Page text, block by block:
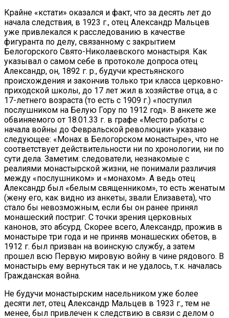
Крайне «кстати» оказался и факт, что за десять лет до
начала следствия, в 1923 г., отец Александр Мальцев
уже привлекался к расследованию в качестве
фигуранта по делу, связанному с закрытием
Белогорского Свято-Николаевского монастыря. Как
указывал о самом себе в протоколе допроса отец
Александр, он, 1892 г. р., будучи крестьянского
происхождения и закончив только три класса церковно-
приходской школы, до 17 лет жил в хозяйстве отца, а с
17-летнего возраста (то есть с 1909 г.) «поступил
послушником на Белую Гору по 1912 год». В анкете же
обвиняемого от 18.01.33 г. в графе «Место работы с
начала войны до Февральской революции» указано
следующее: «Монах в Белогорском монастыре», что не
соответствует действительности ни по хронологии, ни по
сути дела. Заметим: следователи, незнакомые с
реалиями монастырской жизни, не понимали различия
между «послушником» и «монахом». А ведь отец
Александр был «белым священником», то есть женатым
(жену его, как видно из анкеты, звали Елизавета), что
стало бы невозможным, если бы он ранее принял
монашеский постриг. С точки зрения церковных
канонов, это абсурд. Скорее всего, Александр, прожив в
монастыре три года и не приняв монашеских обетов, в
1912 г. был призван на воинскую службу, а затем
прошел всю Первую мировую войну в чине рядового. В
монастырь ему вернуться так и не удалось, т.к. началась
Гражданская война.
Не будучи монастырским насельником уже более
десяти лет, отец Александр Мальцев в 1923 г., тем не
менее, был привлечен к следствию в связи с делом о